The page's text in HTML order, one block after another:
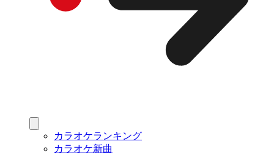
カラオケランキング
カラオケ新曲